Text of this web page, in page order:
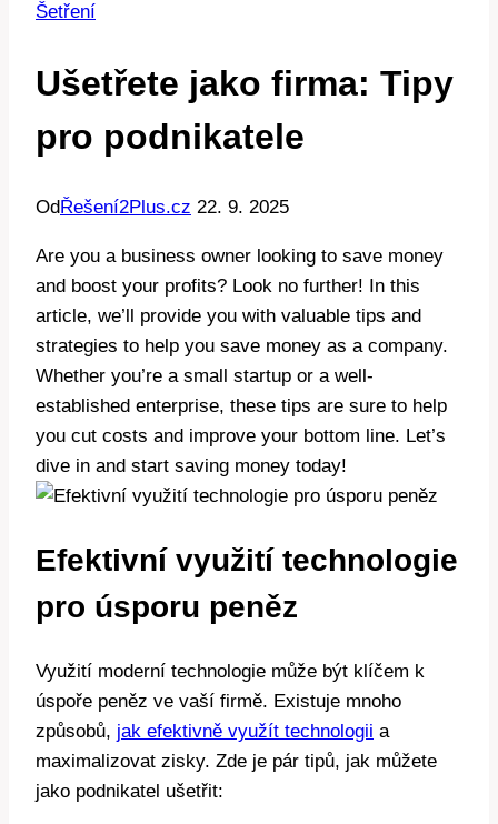
Šetření
Ušetřete jako firma: Tipy
pro podnikatele
Od Řešení2Plus.cz 22. 9. 2025
Are you a business owner looking to save money
and boost your profits? Look no further! In this
article, we’ll provide you with valuable tips and
strategies to help you save money as a company.
Whether you’re a small startup or a well-
established enterprise, these tips are sure to help
you cut costs and improve your bottom line. Let’s
dive in and start saving money today!
Efektivní využití technologie
pro úsporu peněz
Využití moderní technologie může být klíčem k
úspoře peněz ve vaší firmě. Existuje mnoho
způsobů, jak efektivně využít technologii a
maximalizovat zisky. Zde je pár tipů, jak můžete
jako podnikatel ušetřit: